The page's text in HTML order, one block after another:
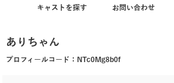
キャストを探す お問い合わせ
ありちゃん
プロフィールコード： NTc0Mg8b0f